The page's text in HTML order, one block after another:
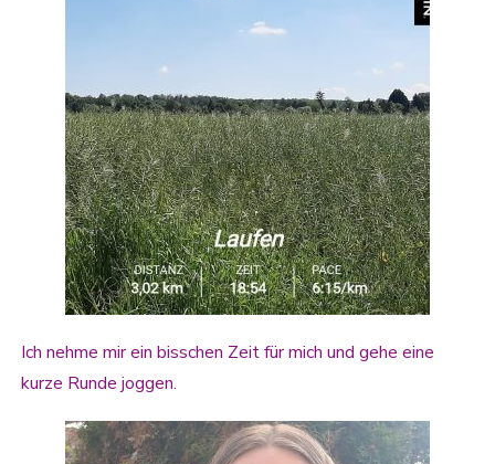
Ich nehme mir ein bisschen Zeit für mich und gehe eine
kurze Runde joggen.